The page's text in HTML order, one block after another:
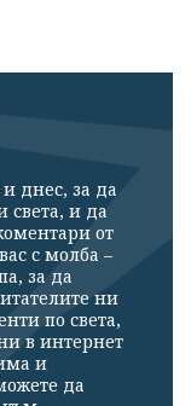
днес, за да
света, и да
от
с молба –
за да
ни
по света,
в интернет
и
да